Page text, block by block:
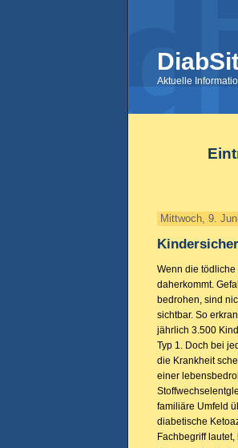
Aktuelle
Mittwoch, 9.
Wenn die
daherkommt.
bedrohen, sind
sichtbar. So
jährlich 3.500
Typ 1. Doch bei
die Krankheit
einer
familiäre Umfeld
diabetische
Fachbegriff